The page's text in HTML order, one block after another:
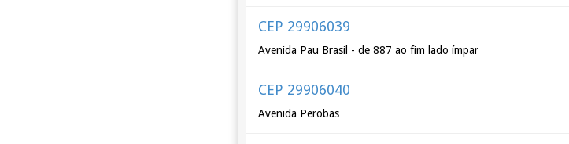
CEP 29906039
Avenida Pau Brasil - de 887 ao fim lado ímpar
CEP 29906040
Avenida Perobas